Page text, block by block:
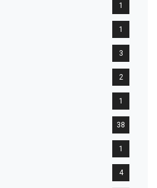
1
1
3
2
1
38
1
4